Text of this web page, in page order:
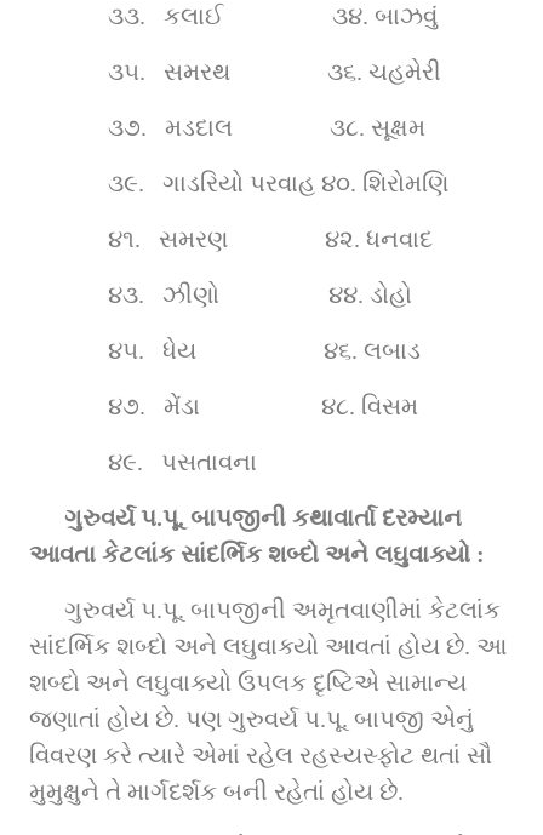
૩૩. કલાઈ                  ૩૪. બાઝવું
૩૫. સમરથ                ૩૬. ચહમેરી
૩૭. મડદાલ                ૩૮. સૂક્ષમ
૩૯. ગાડરિયો પરવાહ ૪૦. શિરોમણિ
૪૧. સમરણ                ૪૨. ધનવાદ
૪૩. ઝીણો                  ૪૪. ડોહો
૪૫. ધેય                     ૪૬. લબાડ
૪૭. મેંડા                    ૪૮. વિસમ
૪૯. પસતાવના
ગુરુવર્ય પ.પૂ. બાપજીની કથાવાર્તા દરમ્યાન
આવતા કેટલાંક સાંદર્ભિક શબ્દો અને લઘુવાક્યો :
ગુરુવર્ય પ.પૂ. બાપજીની અમૃતવાણીમાં કેટલાંક
સાંદર્ભિક શબ્દો અને લઘુવાક્યો આવતાં હોય છે. આ
શબ્દો અને લઘુવાક્યો ઉપલક દૃષ્ટિએ સામાન્ય
જણાતાં હોય છે. પણ ગુરુવર્ય પ.પૂ. બાપજી એનું
વિવરણ કરે ત્યારે એમાં રહેલ રહસ્યસ્ફોટ થતાં સૌ
મુમુક્ષુને તે માર્ગદર્શક બની રહેતાં હોય છે.